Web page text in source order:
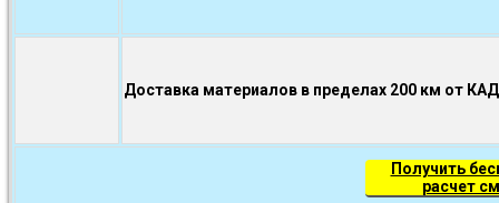
Доставка материалов в пределах 200 км от
Получить
расчет